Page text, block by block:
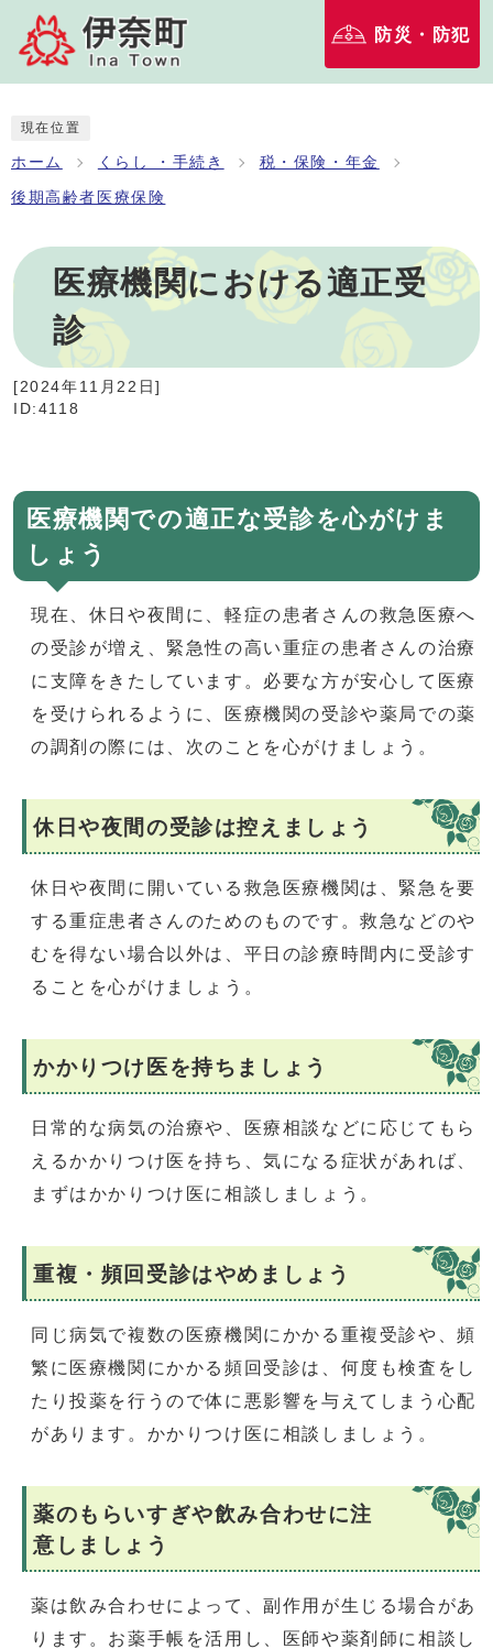
防災・防犯
現在位置
ホーム くらし ・手続き 税・保険・年金
後期高齢者医療保険
医療機関における適正受
診
[2024年11月22日]
ID:4118
医療機関での適正な受診を心がけま
しょう
現在、休日や夜間に、軽症の患者さんの救急医療へ
の受診が増え、緊急性の高い重症の患者さんの治療
に支障をきたしています。必要な方が安心して医療
を受けられるように、医療機関の受診や薬局での薬
の調剤の際には、次のことを心がけましょう。
休日や夜間の受診は控えましょう
休日や夜間に開いている救急医療機関は、緊急を要
する重症患者さんのためのものです。救急などのや
むを得ない場合以外は、平日の診療時間内に受診す
ることを心がけましょう。
かかりつけ医を持ちましょう
日常的な病気の治療や、医療相談などに応じてもら
えるかかりつけ医を持ち、気になる症状があれば、
まずはかかりつけ医に相談しましょう。
重複・頻回受診はやめましょう
同じ病気で複数の医療機関にかかる重複受診や、頻
繁に医療機関にかかる頻回受診は、何度も検査をし
たり投薬を行うので体に悪影響を与えてしまう心配
があります。かかりつけ医に相談しましょう。
薬のもらいすぎや飲み合わせに注
意しましょう
薬は飲み合わせによって、副作用が生じる場合があ
ります。お薬手帳を活用し、医師や薬剤師に相談し